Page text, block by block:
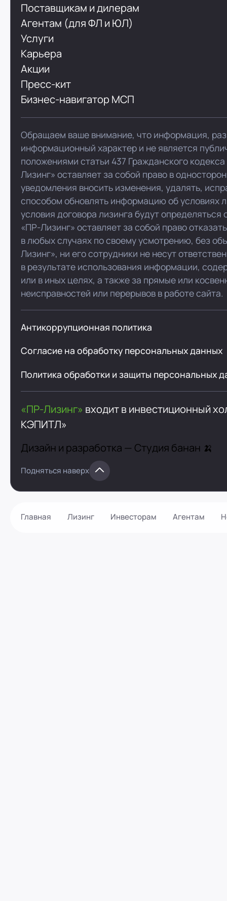
Главная Лизинг Инвесторам Агентам
Поставщикам и дилерам
Агентам (для ФЛ и ЮЛ)
Услуги
Карьера
Акции
Пресс-кит
Бизнес-навигатор МСП
Обращаем ваше внимание, что информация,
информационный характер и не является
положениями статьи 437 Гражданского
Лизинг» оставляет за собой право в
уведомления вносить изменения, удалять,
способом обновлять информацию об условиях
условия договора лизинга будут
«ПР-Лизинг» оставляет за собой право
в любых случаях по своему усмотрению, без
Лизинг», ни его сотрудники не несут
в результате использования информации,
или в иных целях, а также за прямые или
неисправностей или перерывов в работе сайта.
Антикоррупционная политика
Согласие на обработку персональных данных
Политика обработки и защиты персональных
«ПР-Лизинг» входит в инвестиционный
КЭПИТЛ»
Дизайн и разработка — Студия банан 🍌
Подняться наверх